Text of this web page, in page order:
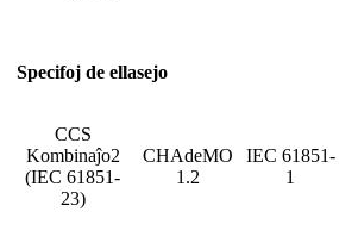
Specifoj de ellasejo
CCS
Kombinaĵo2
(IEC 61851-
23)
CHAdeMO
1.2
IEC 61851-
1